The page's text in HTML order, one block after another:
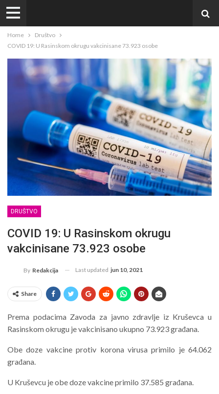
Home
Društvo
COVID 19: U Rasinskom okrugu vakcinisane 73.923 osobe
DRUŠTVO
COVID 19: U Rasinskom okrugu
vakcinisane 73.923 osobe
By Redakcija Last updated jun 10, 2021
Share
Prema podacima Zavoda za javno zdravlje iz Kruševca u
Rasinskom okrugu je vakcinisano ukupno 73.923 građana.
Obe doze vakcine protiv korona virusa primilo je 64.062
građana.
U Kruševcu je obe doze vakcine primilo 37.585 građana.